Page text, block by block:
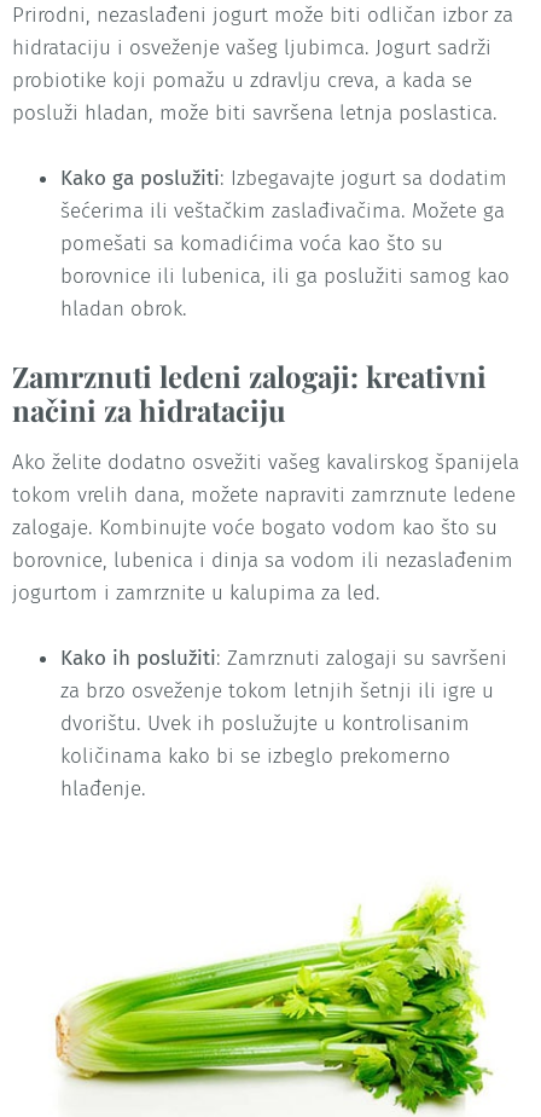
Prirodni, nezaslađeni jogurt može biti odličan izbor za
hidrataciju i osveženje vašeg ljubimca. Jogurt sadrži
probiotike koji pomažu u zdravlju creva, a kada se
posluži hladan, može biti savršena letnja poslastica.
Kako ga poslužiti: Izbegavajte jogurt sa dodatim
šećerima ili veštačkim zaslađivačima. Možete ga
pomešati sa komadićima voća kao što su
borovnice ili lubenica, ili ga poslužiti samog kao
hladan obrok.
Zamrznuti ledeni zalogaji: kreativni
načini za hidrataciju
Ako želite dodatno osvežiti vašeg kavalirskog španijela
tokom vrelih dana, možete napraviti zamrznute ledene
zalogaje. Kombinujte voće bogato vodom kao što su
borovnice, lubenica i dinja sa vodom ili nezaslađenim
jogurtom i zamrznite u kalupima za led.
Kako ih poslužiti: Zamrznuti zalogaji su savršeni
za brzo osveženje tokom letnjih šetnji ili igre u
dvorištu. Uvek ih poslužujte u kontrolisanim
količinama kako bi se izbeglo prekomerno
hlađenje.